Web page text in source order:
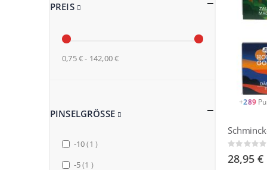
+289
Rating:
0%
28,95 €
PREIS
0,75 € - 142,00 €
PINSELGRÖSSE
-10 1 item
-5 1 item